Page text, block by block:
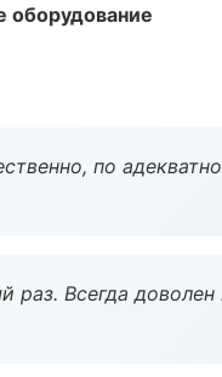
оборудование
по
Всегда